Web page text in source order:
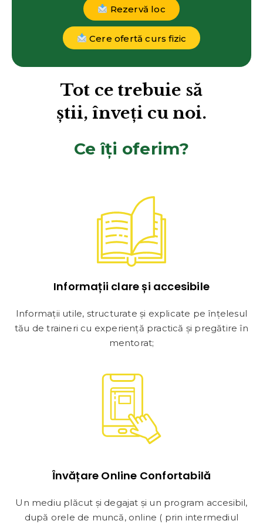
Rezervă loc
Cere ofertă curs fizic
Tot ce trebuie să
știi, înveți cu noi.
Ce îți oferim?
Informații clare și accesibile
Informații utile, structurate și explicate pe înțelesul
tău de traineri cu experiență practică și pregătire în
mentorat;
Învățare Online Confortabilă
Un mediu plăcut și degajat și un program accesibil,
după orele de muncă, online ( prin intermediul